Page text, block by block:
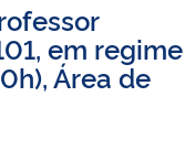
em regime
Área de